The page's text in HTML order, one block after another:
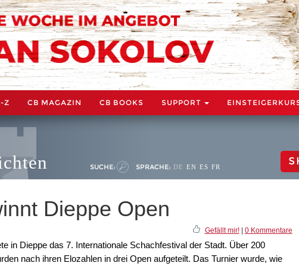
Z CB MAGAZIN CB BOOKS SUPPORT
SUCHE: SPRACHE: DE EN ES FR
Dieppe Open
Gefällt mir!| 0 Kommentare
in Dieppe das 7. Internationale Schachfestival der Stadt. Über 200
nach ihren Elozahlen in drei Open aufgeteilt. Das Turnier wurde, wie